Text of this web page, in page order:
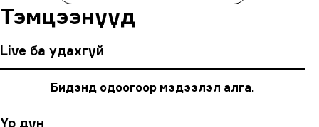
Тэмцээнүүд
Live ба удахгүй
Бидэнд одоогоор мэдээлэл алга.
Үр дүн